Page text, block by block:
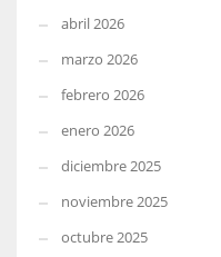
abril 2026
marzo 2026
febrero 2026
enero 2026
diciembre 2025
noviembre 2025
octubre 2025